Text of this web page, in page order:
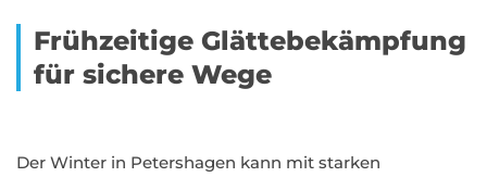
Frühzeitige Glättebekämpfung
für sichere Wege
Der Winter in Petershagen kann mit starken